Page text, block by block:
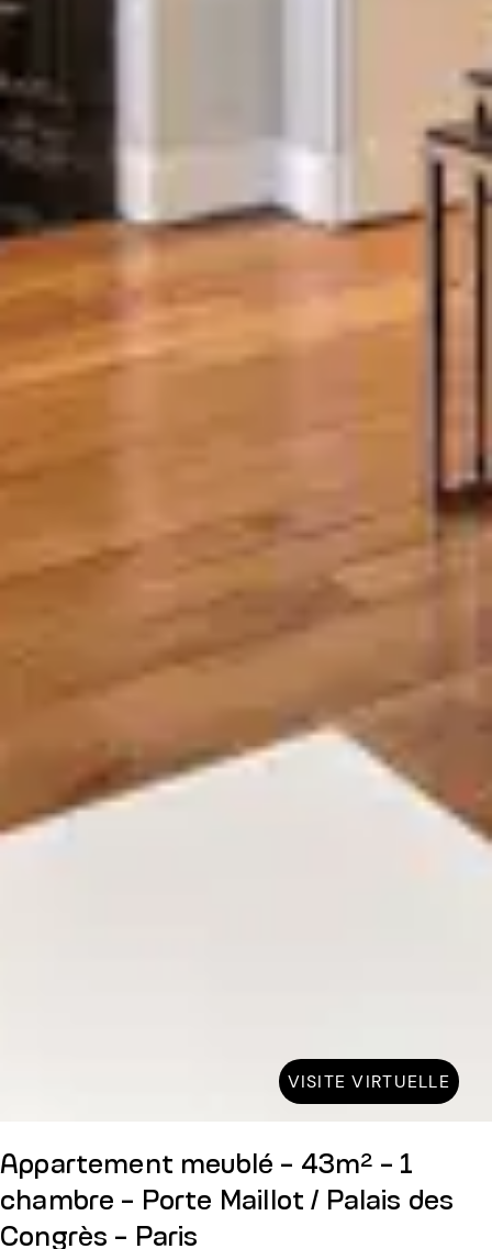
VISITE VIRTUELLE
Appartement meublé - 43m² - 1
chambre - Porte Maillot / Palais des
Congrès - Paris